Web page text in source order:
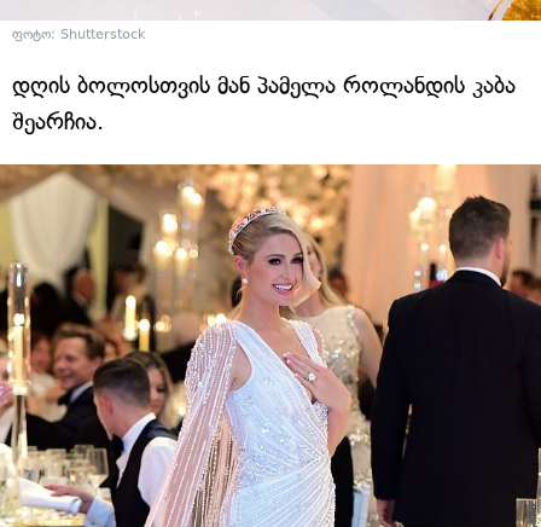
ფოტო: Shutterstock
დღის ბოლოსთვის მან პამელა როლანდის კაბა
შეარჩია.